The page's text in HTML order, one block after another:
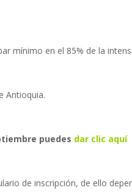
mínimo en el 85% de la
Antioquia.
puedes dar clic aquí
de inscripción, de ello